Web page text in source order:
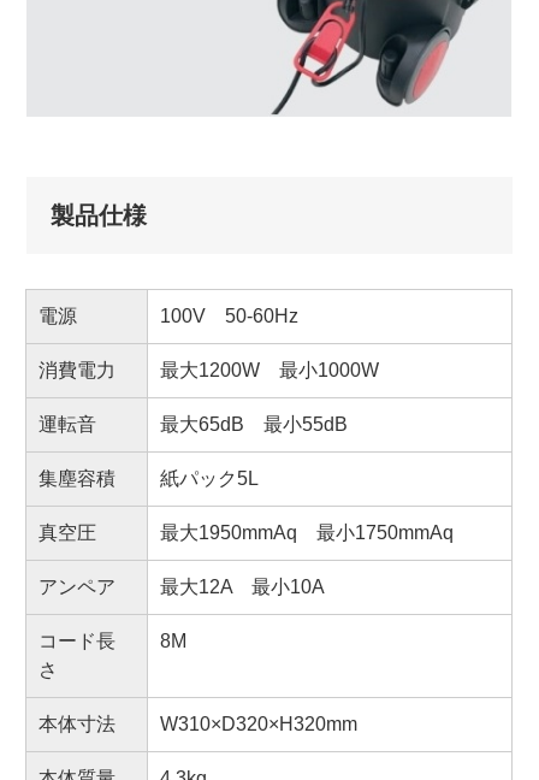
製品仕様
電源 100V 50-60Hz
消費電力 最大1200W 最小1000W
運転音 最大65dB 最小55dB
集塵容積 紙パック5L
真空圧 最大1950mmAq 最小1750mmAq
アンペア 最大12A 最小10A
コード長
さ
8M
本体寸法 W310×D320×H320mm